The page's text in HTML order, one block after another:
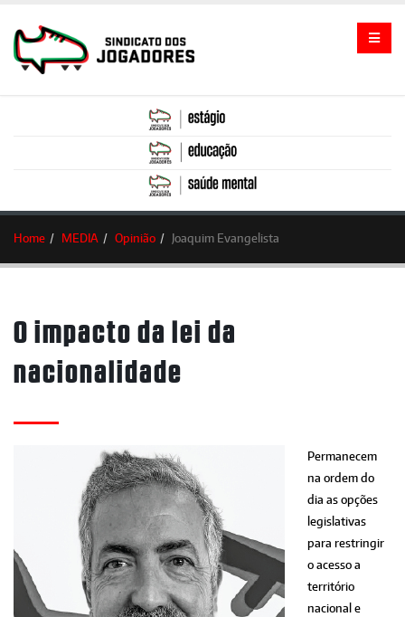
Home MEDIA Opinião Joaquim Evangelista
O impacto da lei da
nacionalidade
Permanecem
na ordem do
dia as opções
legislativas
para restringir
o acesso a
território
nacional e